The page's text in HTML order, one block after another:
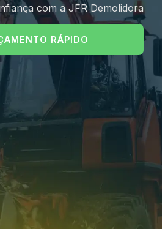
com a JFR Demolidora
RÁPIDO